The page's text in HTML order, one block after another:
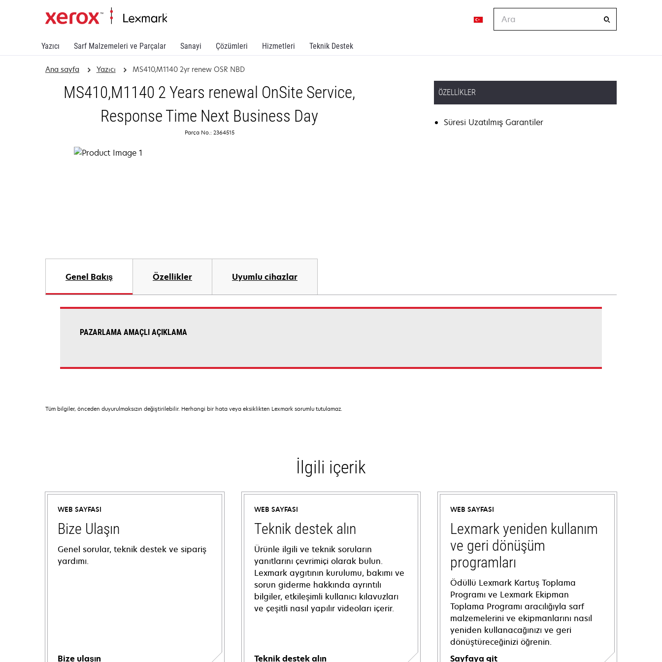
Yazıcı Sarf Malzemeleri ve Parçalar Sanayi Çözümleri Hizmetleri Teknik Destek
Ana sayfa Yazıcı MS410,M1140 2yr renew OSR NBD
MS410,M1140 2 Years renewal OnSite Service,
Response Time Next Business Day
Parça No.: 2364515
ÖZELLIKLER
Süresi Uzatılmış Garantiler
Genel Bakış Özellikler Uyumlu cihazlar
PAZARLAMA AMAÇLI AÇIKLAMA
Tüm bilgiler, önceden duyurulmaksızın değiştirilebilir. Herhangi bir hata veya eksiklikten Lexmark sorumlu tutulamaz.
İlgili içerik
WEB SAYFASI
Bize Ulaşın
Genel sorular, teknik destek ve sipariş
yardımı.
Bize ulaşın
WEB SAYFASI
Teknik destek alın
Ürünle ilgili ve teknik soruların
yanıtlarını çevrimiçi olarak bulun.
Lexmark aygıtının kurulumu, bakımı ve
sorun giderme hakkında ayrıntılı
bilgiler, etkileşimli kullanıcı kılavuzları
ve çeşitli nasıl yapılır videoları içerir.
Teknik destek alın
WEB SAYFASI
Lexmark yeniden kullanım
ve geri dönüşüm
programları
Ödüllü Lexmark Kartuş Toplama
Programı ve Lexmark Ekipman
Toplama Programı aracılığıyla sarf
malzemelerini ve ekipmanlarını nasıl
yeniden kullanacağınızı ve geri
dönüştüreceğinizi öğrenin.
Sayfaya git